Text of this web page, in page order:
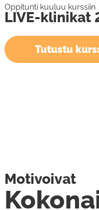
Oppitunti kuuluu kurssiin
LIVE-klinikat
Tutustu
Motivoivat